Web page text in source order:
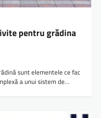
pentru grădina
sunt elementele ce fac
a unui sistem de…